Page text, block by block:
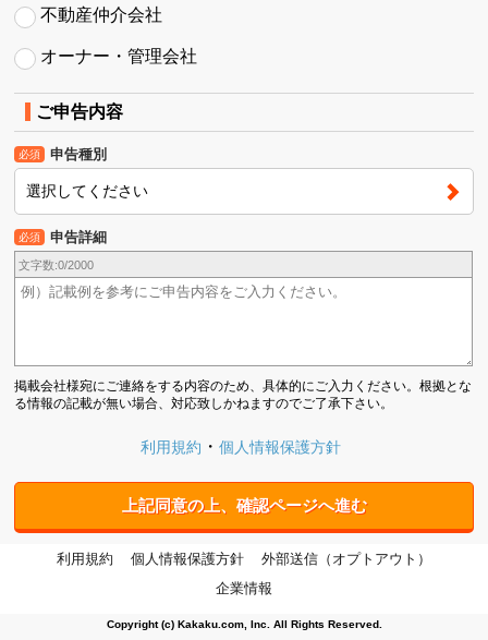
不動産仲介会社
オーナー・管理会社
ご申告内容
必須 申告種別
選択してください
必須 申告詳細
文字数:0/2000
掲載会社様宛にご連絡をする内容のため、具体的にご入力ください。根拠とな
る情報の記載が無い場合、対応致しかねますのでご了承下さい。
利用規約 個人情報保護方針
上記同意の上、確認ページへ進む
利用規約 個人情報保護方針
外部送信（オプトアウト）
企業情報
Copyright (c) Kakaku.com, Inc. All Rights Reserved.